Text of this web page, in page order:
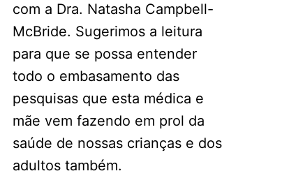
com a Dra. Natasha Campbell-
McBride. Sugerimos a leitura
para que se possa entender
todo o embasamento das
pesquisas que esta médica e
mãe vem fazendo em prol da
saúde de nossas crianças e dos
adultos também.